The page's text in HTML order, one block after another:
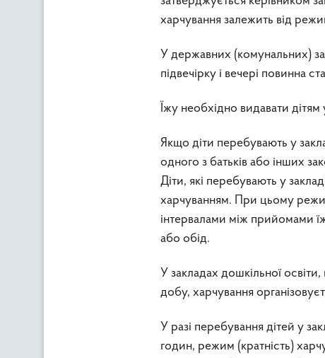
харчування залежить від
У державних (комунальних)
підвечірку і вечері повинна
Їжу необхідно видавати
Якщо діти перебувають у
одного з батьків або інших
Діти, які перебувають у
харчуванням. При цьому
інтервалами між прийомами
або обід.
У закладах дошкільної
добу, харчування
У разі перебування дітей у
годин, режим (кратність)